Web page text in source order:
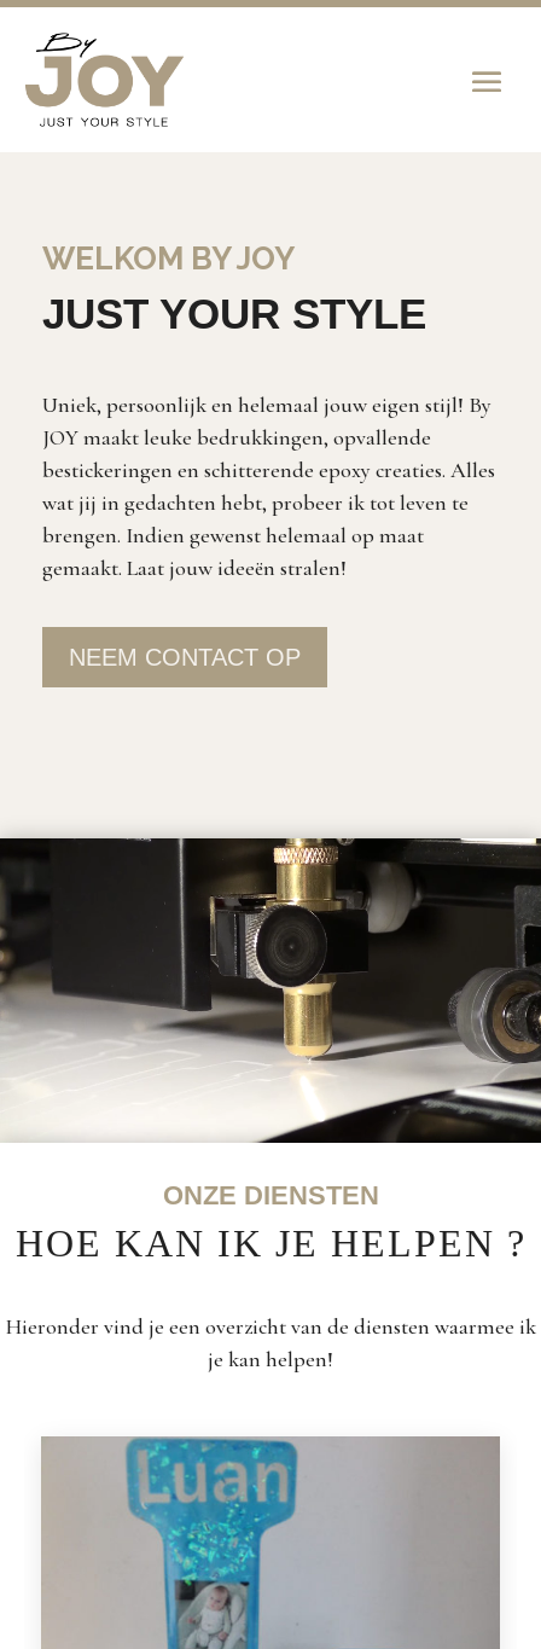
WELKOM BY JOY
JUST YOUR STYLE
Uniek, persoonlijk en helemaal jouw eigen stijl! By
JOY maakt leuke bedrukkingen, opvallende
bestickeringen en schitterende epoxy creaties. Alles
wat jij in gedachten hebt, probeer ik tot leven te
brengen. Indien gewenst helemaal op maat
gemaakt. Laat jouw ideeën stralen!
NEEM CONTACT OP
ONZE DIENSTEN
HOE KAN IK JE HELPEN ?
Hieronder vind je een overzicht van de diensten waarmee ik
je kan helpen!